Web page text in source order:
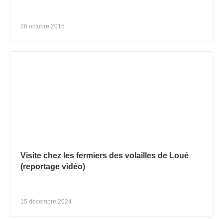
26 octobre 2015
Visite chez les fermiers des volailles de Loué
(reportage vidéo)
15 décembre 2024